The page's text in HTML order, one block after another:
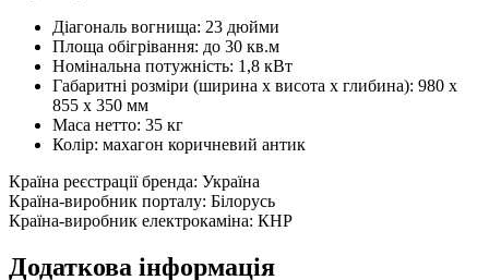
Діагональ вогнища: 23 дюйми
Площа обігрівання: до 30 кв.м
Номінальна потужність: 1,8 кВт
Габаритні розміри (ширина х висота х глибина): 980 х
855 х 350 мм
Маса нетто: 35 кг
Колір: махагон коричневий антик
Країна реєстрації бренда: Україна
Країна-виробник порталу: Білорусь
Країна-виробник електрокаміна: КНР
Додаткова інформація